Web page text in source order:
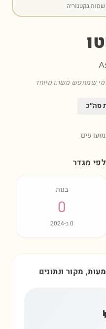
בקטגוריה
למי שמחפש משהו מיוחד
סה״כ
מגדר
בנות
0
0ב-2024
מקור ונתונים